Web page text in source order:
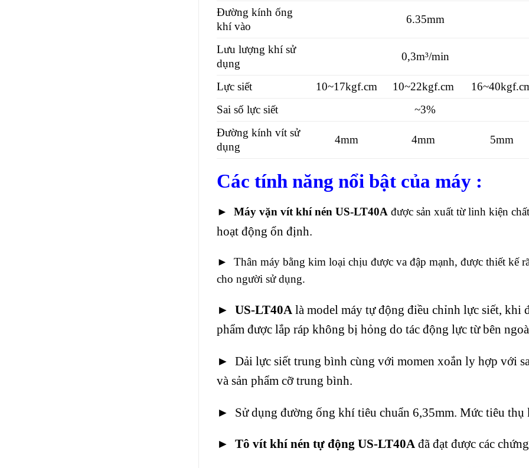
Đường kính ống
khí vào
6.35mm
Lưu lượng khí sử
dụng
0,3m³/min
Lực siết 10~17kgf.cm 10~22kgf.cm
Sai số lực siết
~3%
Đường kính vít sử
dụng
4mm 4mm 5mm
Các tính năng nổi bật của máy :
► Máy vặn vít khí nén US-LT40A được sản xuất từ linh kiện
hoạt động ổn định.
► Thân máy bằng kim loại chịu được va đập mạnh, được thiết kế
cho người sử dụng.
► US-LT40A là model máy tự động điều chỉnh lực siết, khi
phẩm được lắp ráp không bị hỏng do tác động lực từ bên
►
Dải lực siết trung bình cùng với momen xoắn ly hợp với
và sản phẩm cỡ trung bình.
► Sử dụng đường ống khí tiêu chuẩn 6,35mm. Mức tiêu
► Tô vít khí nén tự động US-LT40A đã đạt được các